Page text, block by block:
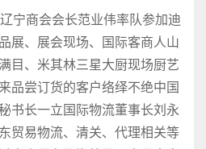
宁商会会长范业伟率队参加迪
展、展会现场、国际客商人山
目、米其林三星大厨现场厨艺
品尝订货的客户络绎不绝中国
书长一立国际物流董事长刘永
贸易物流、清关、代理相关等